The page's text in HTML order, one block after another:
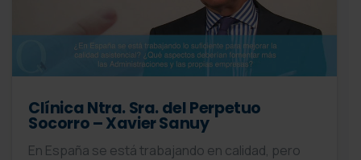
Clínica Ntra. Sra. del Perpetuo
Socorro – Xavier Sanuy
En España se está trabajando en calidad, pero